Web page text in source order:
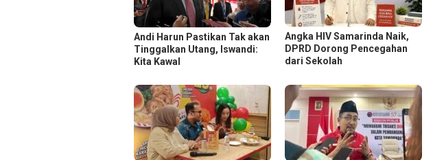
Andi Harun Pastikan Tak akan
Tinggalkan Utang, Iswandi:
Kita Kawal
Angka HIV Samarinda Naik,
DPRD Dorong Pencegahan
dari Sekolah